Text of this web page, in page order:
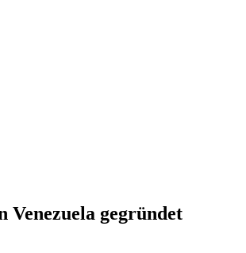
Venezuela gegründet